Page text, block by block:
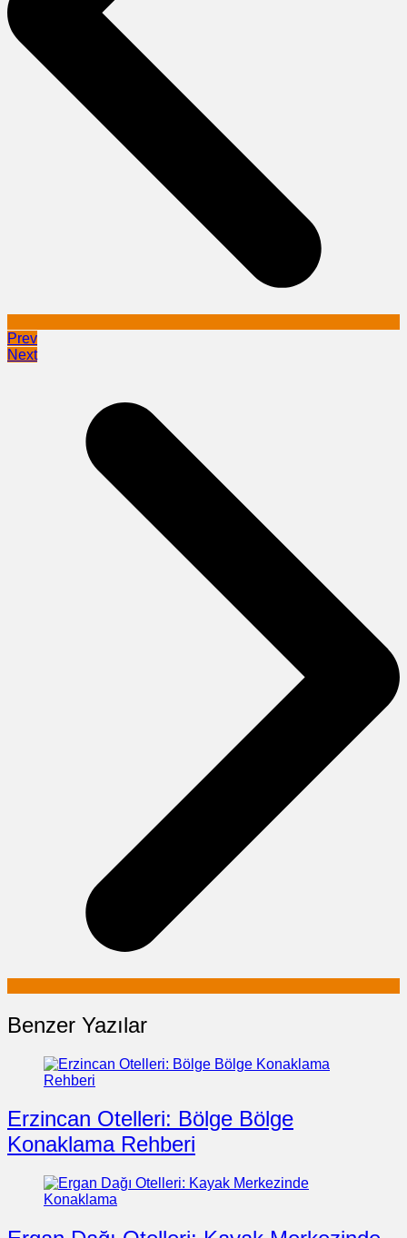
Prev
Next
Benzer Yazılar
Erzincan Otelleri: Bölge Bölge
Konaklama Rehberi